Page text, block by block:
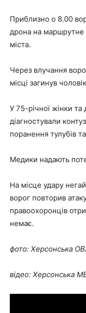
Приблизно о 8.00
дрона на маршрутне
міста.
Через влучання
місці загинув
У 75-річної жінки та
діагностували
поранення тулубів
Медики надають
На місце удару
ворог повторив
правоохоронців
немає.
фото: Херсонська
відео: Херсонська